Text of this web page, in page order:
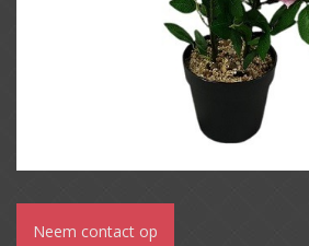
Neem contact op